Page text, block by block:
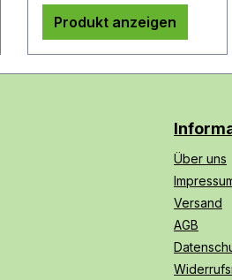
Produkt anzeigen
Über uns
Versand
AGB